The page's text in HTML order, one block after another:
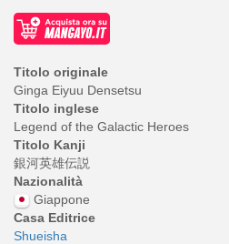
Titolo originale
Ginga Eiyuu Densetsu
Titolo inglese
Legend of the Galactic Heroes
Titolo Kanji
銀河英雄伝説
Nazionalità
Giappone
Casa Editrice
Shueisha